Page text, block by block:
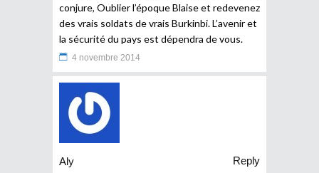
conjure, Oublier l’époque Blaise et redevenez
des vrais soldats de vrais Burkinbi. L’avenir et
la sécurité du pays est dépendra de vous.
4 novembre 2014
Aly
Reply